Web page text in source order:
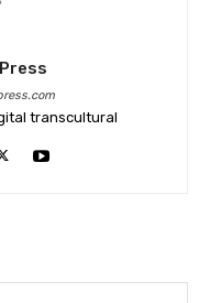
transcultural